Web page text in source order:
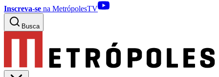
Inscreva-se na MetrópolesTV
Busca